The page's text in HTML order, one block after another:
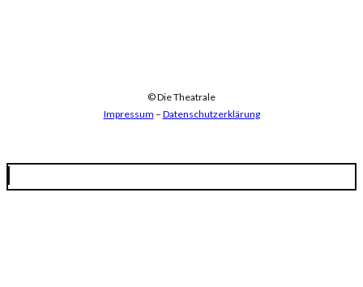
© Die Theatrale
Impressum – Datenschutzerklärung